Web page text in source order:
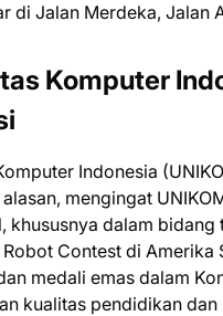
di Jalan Merdeka, Jalan
Komputer
Indonesia
mengingat
khususnya dalam
Contest di
medali emas dalam
kualitas pendidikan